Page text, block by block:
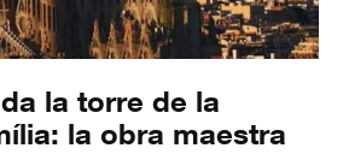
la torre de la
la obra maestra